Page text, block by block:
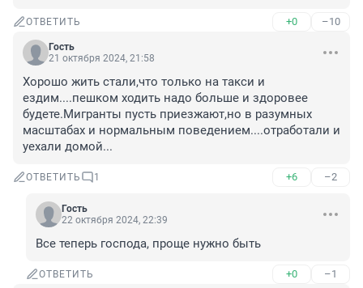
ОТВЕТИТЬ +0 –10
Гость
21 октября 2024, 21:58
Хорошо жить стали,что только на такси и
ездим....пешком ходить надо больше и здоровее
будете.Мигранты пусть приезжают,но в разумных
масштабах и нормальным поведением....отработали и
уехали домой...
ОТВЕТИТЬ 1 +6 –2
Гость
22 октября 2024, 22:39
Все теперь господа, проще нужно быть
ОТВЕТИТЬ +0 –1